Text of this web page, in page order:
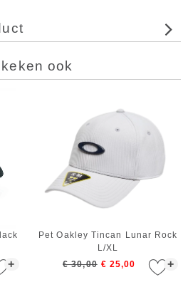
ook
+ +
Pet Oakley Tincan Lunar Rock
L/XL
€ 30,00 € 25,00